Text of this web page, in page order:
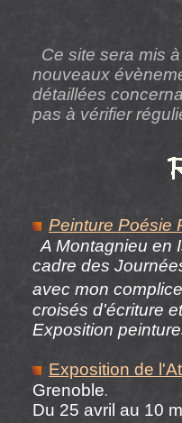
Ce site sera mis
nouveaux
détaillées
pas à vérifier
Peinture Poésie
A Montagnieu en
cadre des
avec mon
croisés d'écriture
Exposition
Exposition de
Grenoble.
Du 25 avril au 10